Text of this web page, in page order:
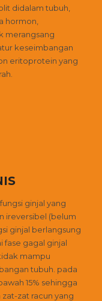
didalam tubuh,
hormon,
merangsang
keseimbangan
eritoprotein yang
ginjal yang
ireversibel (belum
ginjal berlangsung
fase gagal ginjal
mampu
tubuh. pada
15% sehingga
zat racun yang